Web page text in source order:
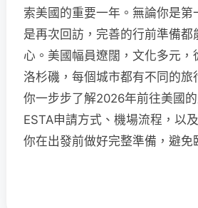
索美國的重要一年。無論你是
是再次回訪，完善的行前準備
心。美國幅員遼闊，文化多元
洛杉磯，每個城市都有不同的
你一步步了解2026年前往美國
ESTA申請方式、機場流程，以
你在出發前做好完整準備，避免